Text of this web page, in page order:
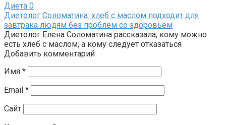
Диета 0
Диетолог Соломатина: хлеб с маслом подходит для
завтрака людям без проблем со здоровьем
Диетолог Елена Соломатина рассказала, кому можно
есть хлеб с маслом, а кому следует отказаться
Добавить комментарий
Имя *
Email *
Сайт